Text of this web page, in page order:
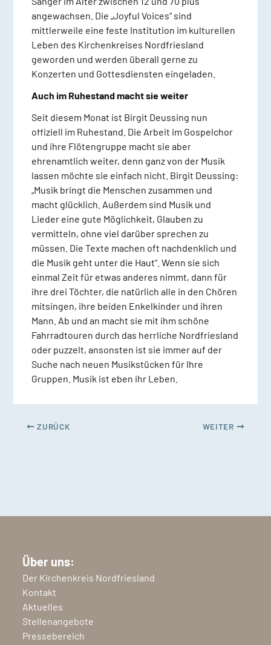
angewachsen. Die „Joyful Voices“ sind
mittlerweile eine feste Institution im kulturellen
Leben des Kirchenkreises Nordfriesland
geworden und werden überall gerne zu
Konzerten und Gottesdiensten eingeladen.
Auch im Ruhestand macht sie weiter
Seit diesem Monat ist Birgit Deussing nun
offiziell im Ruhestand. Die Arbeit im Gospelchor
und ihre Flötengruppe macht sie aber
ehrenamtlich weiter, denn ganz von der Musik
lassen möchte sie einfach nicht. Birgit Deussing:
„Musik bringt die Menschen zusammen und
macht glücklich. Außerdem sind Musik und
Lieder eine gute Möglichkeit, Glauben zu
vermitteln, ohne viel darüber sprechen zu
müssen. Die Texte machen oft nachdenklich und
die Musik geht unter die Haut“. Wenn sie sich
einmal Zeit für etwas anderes nimmt, dann für
ihre drei Töchter, die natürlich alle in den Chören
mitsingen, ihre beiden Enkelkinder und ihren
Mann. Ab und an macht sie mit ihm schöne
Fahrradtouren durch das herrliche Nordfriesland
oder puzzelt, ansonsten ist sie immer auf der
Suche nach neuen Musikstücken für Ihre
Gruppen. Musik ist eben ihr Leben.
ZURÜCK WEITER
Über uns:
Der Kirchenkreis Nordfriesland
Kontakt
Aktuelles
Stellenangebote
Pressebereich